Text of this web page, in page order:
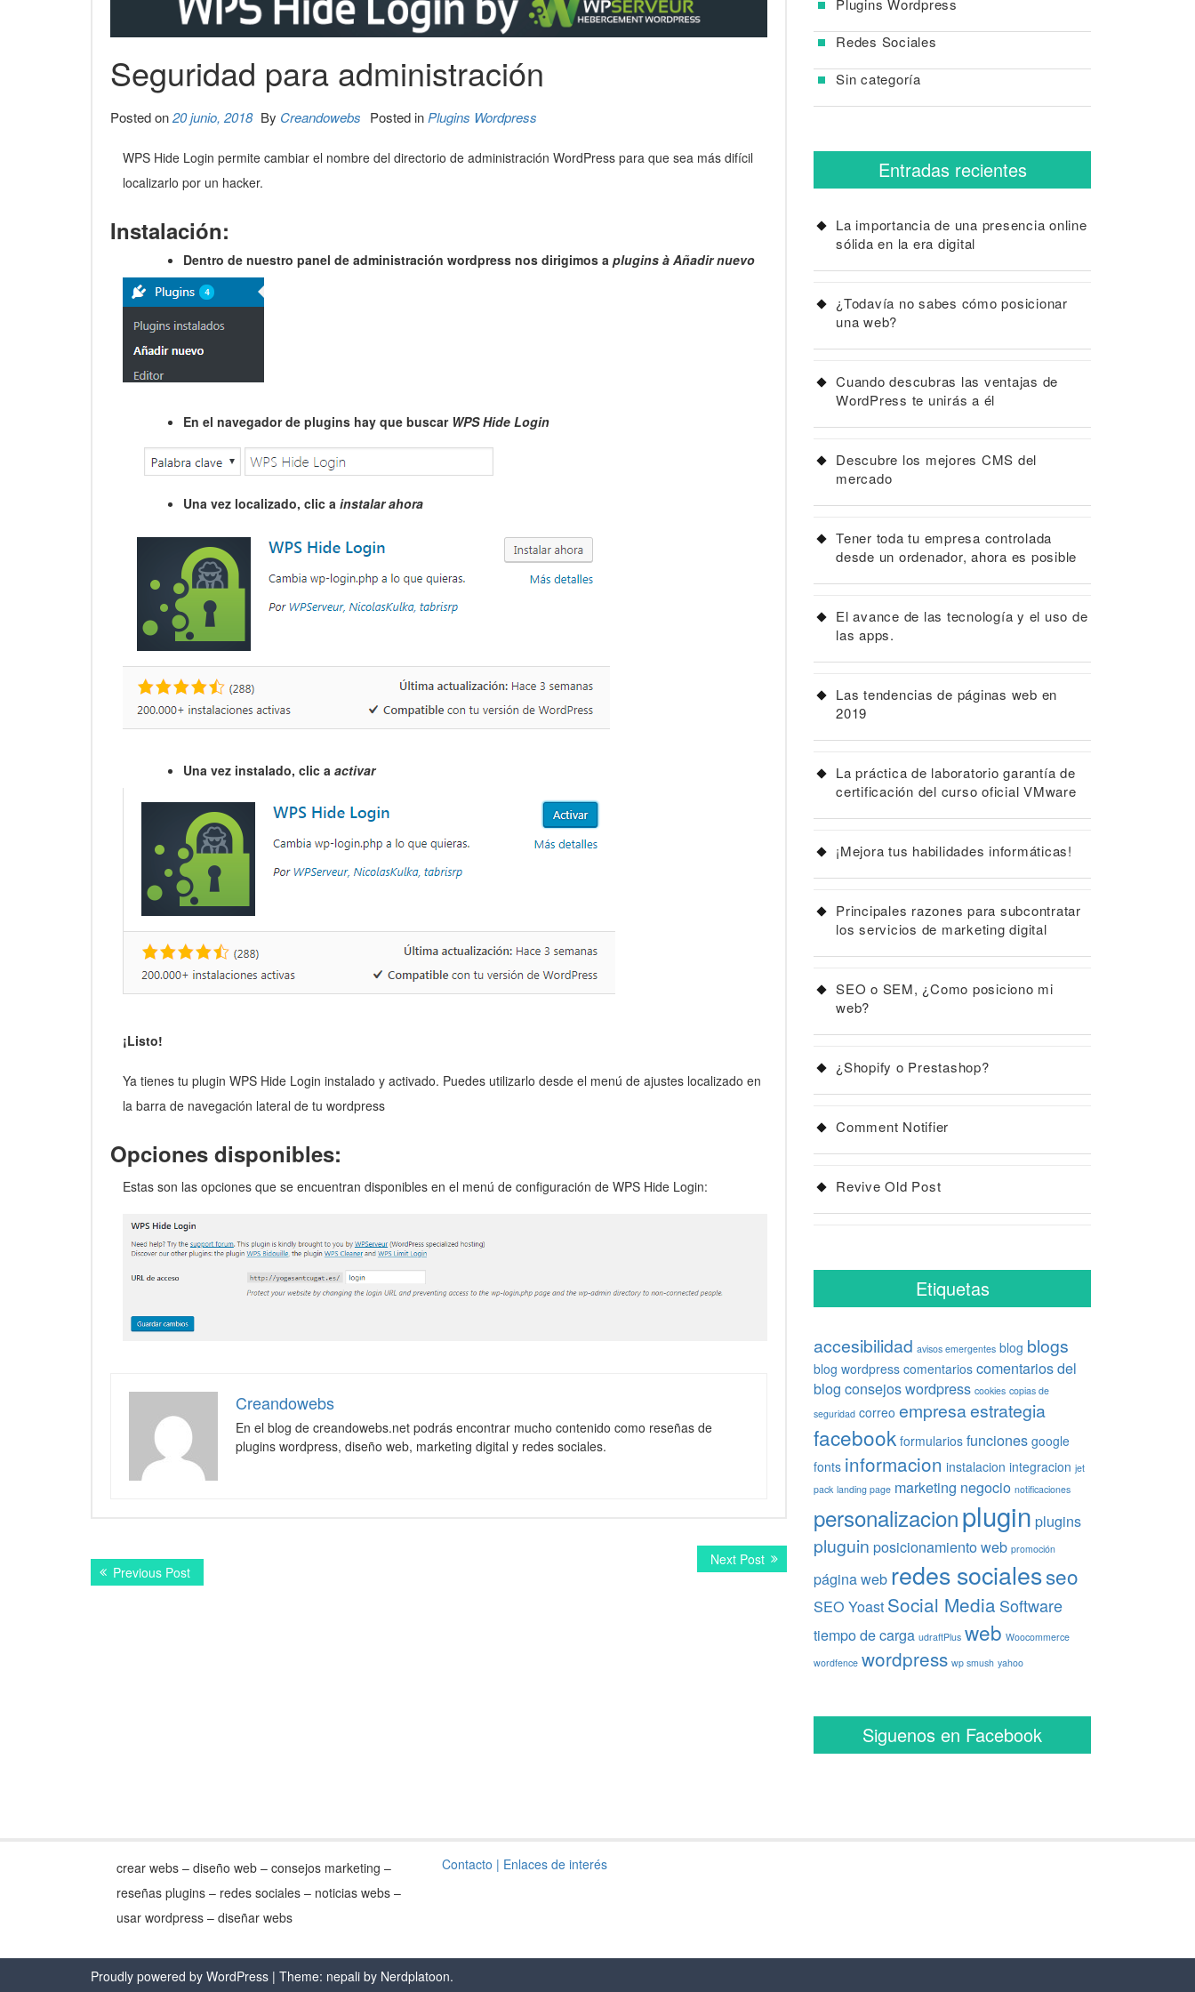
Seguridad para administración
Posted on20 junio, 2018 By Creandowebs Posted in Plugins Wordpress
WPS Hide Login permite cambiar el nombre del directorio de administración WordPress para que sea más difícil
localizarlo por un hacker.
Instalación:
Dentro de nuestro panel de administración wordpress nos dirigimos a plugins à Añadir nuevo
En el navegador de plugins hay que buscar WPS Hide Login
Una vez localizado, clic a instalar ahora
Una vez instalado, clic a activar
¡Listo!
Ya tienes tu plugin WPS Hide Login instalado y activado. Puedes utilizarlo desde el menú de ajustes localizado en
la barra de navegación lateral de tu wordpress
Opciones disponibles:
Estas son las opciones que se encuentran disponibles en el menú de configuración de WPS Hide Login:
Creandowebs
En el blog de creandowebs.net podrás encontrar mucho contenido como reseñas de
plugins wordpress, diseño web, marketing digital y redes sociales.
Navegación
dePrevious PostPrevious
post:
Next PostNext
post:
Redes Sociales
Sin categoría
Entradas recientes
La importancia de una presencia online
sólida en la era digital
¿Todavía no sabes cómo posicionar
una web?
Cuando descubras las ventajas de
WordPress te unirás a él
Descubre los mejores CMS del
mercado
Tener toda tu empresa controlada
desde un ordenador, ahora es posible
El avance de las tecnología y el uso de
las apps.
Las tendencias de páginas web en
2019
La práctica de laboratorio garantía de
certificación del curso oficial VMware
¡Mejora tus habilidades informáticas!
Principales razones para subcontratar
los servicios de marketing digital
SEO o SEM, ¿Como posiciono mi
web?
¿Shopify o Prestashop?
Comment Notifier
Revive Old Post
Etiquetas
accesibilidad avisos emergentes blog blogs
blog wordpress comentarios comentarios del
blog consejos wordpress cookies copias de
seguridad correo empresaestrategia
facebook formularios funciones google
fonts informacion instalacion integracion jet
pack landing page marketing negocio notificaciones
personalizacionplugin plugins
pluguin posicionamiento web promoción
página web redes socialesseo
SEO Yoast Social Media Software
tiempo de carga udraftPlus web Woocommerce
wordfence wordpress wp smush yahoo
Siguenos en Facebook
crear webs – diseño web – consejos marketing –
reseñas plugins – redes sociales – noticias webs –
usar wordpress – diseñar webs
Contacto | Enlaces de interés
Proudly powered by WordPress | Theme: nepali by Nerdplatoon.